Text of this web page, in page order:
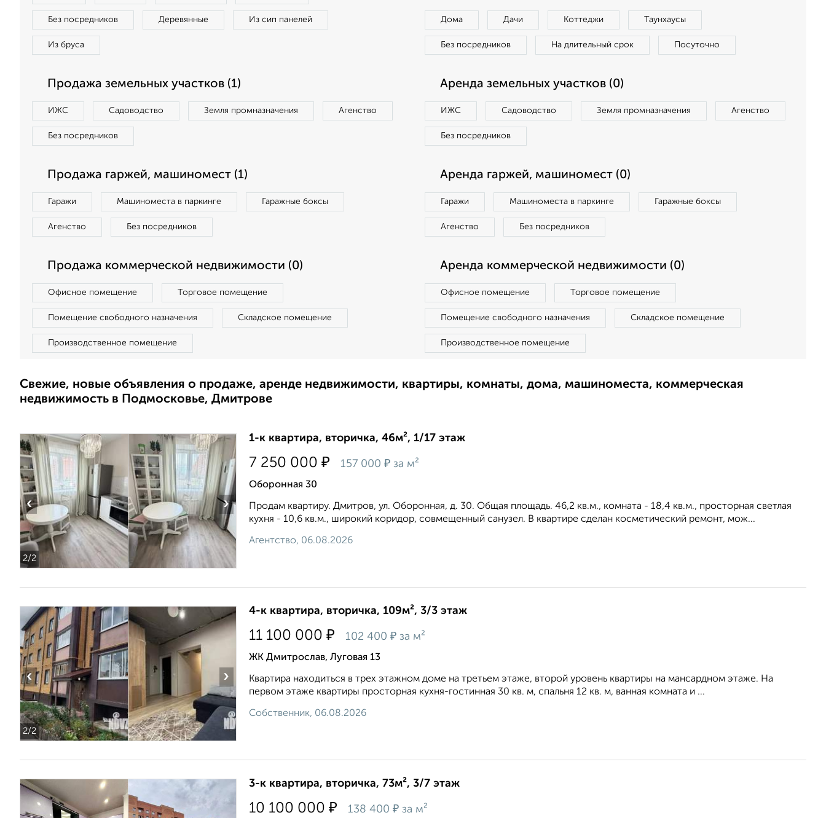
Без посредников Деревянные Из сип панелей
Из бруса
Дома Дачи Коттеджи Таунхаусы
Без посредников На длительный срок Посуточно
Продажа земельных участков (1)
ИЖС Садоводство Земля промназначения Агенство
Без посредников
Аренда земельных участков (0)
ИЖС Садоводство Земля промназначения Агенство
Без посредников
Продажа гаржей, машиномест (1)
Гаражи Машиноместа в паркинге Гаражные боксы
Агенство Без посредников
Аренда гаржей, машиномест (0)
Гаражи Машиноместа в паркинге Гаражные боксы
Агенство Без посредников
Продажа коммерческой недвижимости (0)
Офисное помещение Торговое помещение
Помещение свободного назначения Складское помещение
Производственное помещение
Аренда коммерческой недвижимости (0)
Офисное помещение Торговое помещение
Помещение свободного назначения Складское помещение
Производственное помещение
Свежие, новые объявления о продаже, аренде недвижимости, квартиры, комнаты, дома, машиноместа, коммерческая
недвижимость в Подмосковье, Дмитрове
2/2
‹ ›
1-к квартира, вторичка, 46м², 1/17 этаж
7 250 000 ₽ 157 000 ₽ за м²
Оборонная 30
Продам квартиру. Дмитров, ул. Оборонная, д. 30. Общая площадь. 46,2 кв.м., комната - 18,4 кв.м., просторная светлая
кухня - 10,6 кв.м., широкий коридор, совмещенный санузел. В квартире сделан косметический ремонт, мож...
Агентство, 06.08.2026
2/2
‹ ›
4-к квартира, вторичка, 109м², 3/3 этаж
11 100 000 ₽ 102 400 ₽ за м²
ЖК Дмитрослав, Луговая 13
Квартира находиться в трех этажном доме на третьем этаже, второй уровень квартиры на мансардном этаже. На
первом этаже квартиры просторная кухня-гостинная 30 кв. м, спальня 12 кв. м, ванная комната и ...
Собственник, 06.08.2026
3-к квартира, вторичка, 73м², 3/7 этаж
10 100 000 ₽ 138 400 ₽ за м²